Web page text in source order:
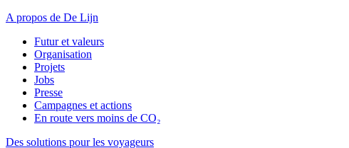
A propos de De Lijn
Futur et valeurs
Organisation
Projets
Jobs
Presse
Campagnes et actions
En route vers moins de CO₂
Des solutions pour les voyageurs